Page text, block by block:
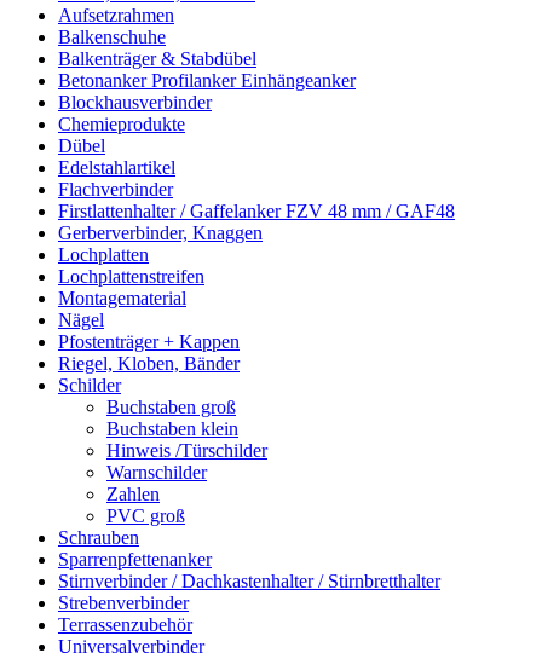
Aufsetzrahmen
Balkenschuhe
Balkenträger & Stabdübel
Betonanker Profilanker Einhängeanker
Blockhausverbinder
Chemieprodukte
Dübel
Edelstahlartikel
Flachverbinder
Firstlattenhalter / Gaffelanker FZV 48 mm / GAF48
Gerberverbinder, Knaggen
Lochplatten
Lochplattenstreifen
Montagematerial
Nägel
Pfostenträger + Kappen
Riegel, Kloben, Bänder
Schilder
Buchstaben groß
Buchstaben klein
Hinweis /Türschilder
Warnschilder
Zahlen
PVC groß
Schrauben
Sparrenpfettenanker
Stirnverbinder / Dachkastenhalter / Stirnbretthalter
Strebenverbinder
Terrassenzubehör
Universalverbinder